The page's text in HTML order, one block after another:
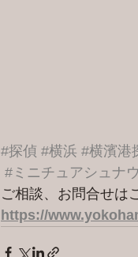
#探偵 #横浜 #横濱港
#ミニチュアシュナ
ご相談、お問合せは
https://